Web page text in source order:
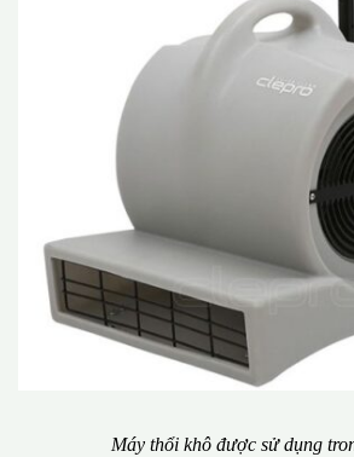
Máy thổi khô được sử dụng